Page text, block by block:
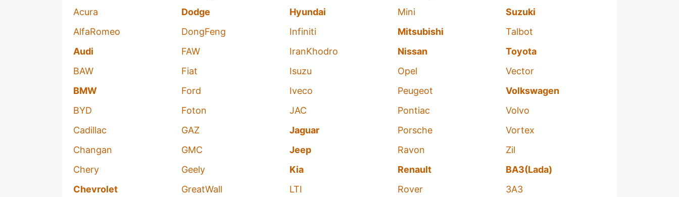
Acura
AlfaRomeo
Audi
BAW
BMW
BYD
Cadillac
Changan
Chery
Chevrolet
Dodge
DongFeng
FAW
Fiat
Ford
Foton
GAZ
GMC
Geely
GreatWall
Hyundai
Infiniti
IranKhodro
Isuzu
Iveco
JAC
Jaguar
Jeep
Kia
LTI
Mini
Mitsubishi
Nissan
Opel
Peugeot
Pontiac
Porsche
Ravon
Renault
Rover
Suzuki
Talbot
Toyota
Vector
Volkswagen
Volvo
Vortex
Zil
ВАЗ(Lada)
ЗАЗ